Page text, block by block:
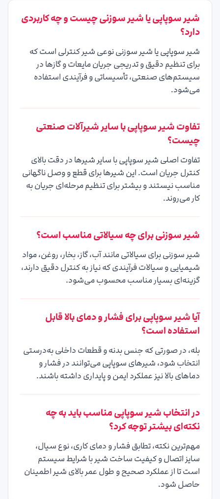
10
12 ۱٬۶۴۸٬۸۶۰٬۰۰۰ ریال (۱۶۴٬۸۸۶٬۰۰۰ تومان)
2½ ۸۷٬۵۲۰٬۰۰۰ ریال (۸٬۷۵۲٬۰۰۰ تومان)
شیر سوپاپی یا شیر سوزنی چیست و چه کاربردی
دارد؟
شیر سوپاپی یا شیر سوزنی نوعی شیر کنترلی است که
برای تنظیم دقیق و تدریجی جریان مایعات و گازها در
سیستم‌های صنعتی، تأسیساتی و فرآیندی استفاده
می‌شود.
تفاوت شیر سوپاپی با سایر شیرآلات صنعتی
چیست؟
تفاوت اصلی شیر سوپاپی با سایر شیرها در دقت بالای
کنترل جریان است. این شیرها برای قطع و وصل ناگهانی
مناسب نیستند و بیشتر برای تنظیم مرحله‌ای جریان به
کار می‌روند.
شیر سوزنی برای چه سیالاتی مناسب است؟
شیر سوزنی برای سیالاتی مانند آب، گاز، بخار، روغن، مواد
شیمیایی و سیالات فرآیندی که نیاز به کنترل دقیق دارند،
گزینه‌ای بسیار مناسب محسوب می‌شود.
آیا شیر سوپاپی برای فشار و دمای بالا قابل
استفاده است؟
بله، در صورتی که جنس بدنه و قطعات داخلی به‌درستی
انتخاب شود، شیرهای سوپاپی می‌توانند در فشار و
دماهای بالا نیز عملکرد ایمن و پایداری داشته باشند.
در انتخاب شیر سوپاپی مناسب باید به چه
نکته‌ای بیشتر توجه کرد؟
مهم‌ترین نکته، تطابق فشار و دمای کاری، نوع سیال،
سایز اتصال و کیفیت ساخت شیر با شرایط سیستم
است تا از عملکرد صحیح و طول عمر بالای شیر اطمینان
حاصل شود.